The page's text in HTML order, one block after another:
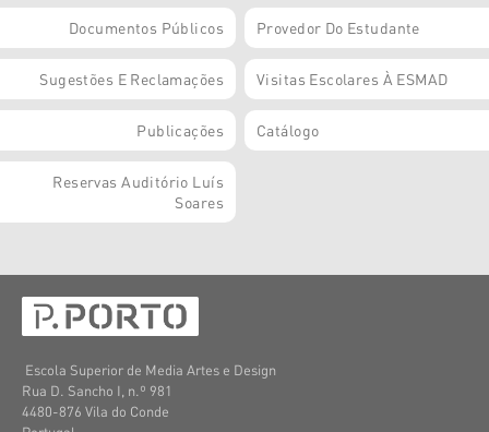
Documentos Públicos Provedor Do Estudante
Sugestões E Reclamações Visitas Escolares À ESMAD
Publicações Catálogo
Reservas Auditório Luís
Soares
Escola Superior de Media Artes e Design
Rua D. Sancho I, n.º 981
4480-876 Vila do Conde